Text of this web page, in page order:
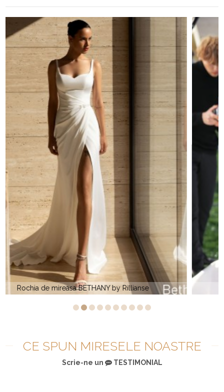
Rochia de mireasa WHITNEY by Rillianse
CE SPUN MIRESELE NOASTRE
Scrie-ne un TESTIMONIAL